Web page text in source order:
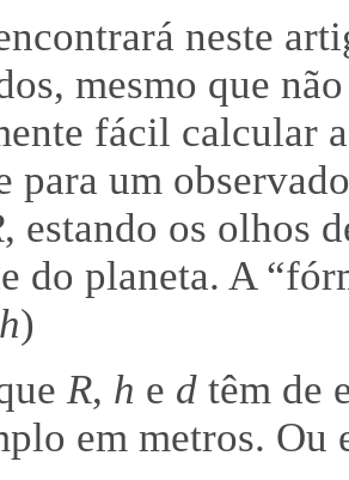
neste
mesmo que
fácil calcular
para um
, estando os olhos
do planeta. A
)
R, h e d têm de
em metros.